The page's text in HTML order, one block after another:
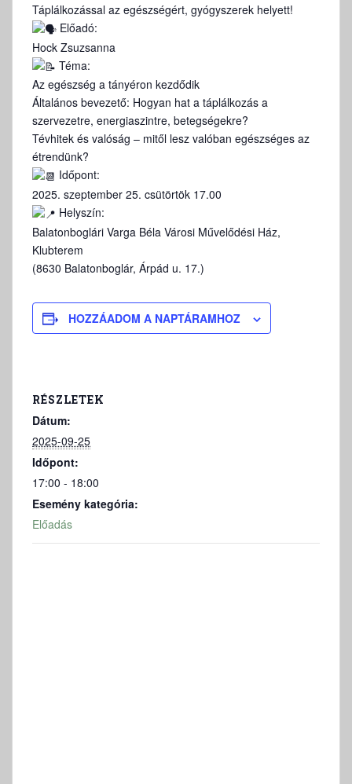
Táplálkozással az egészségért, gyógyszerek helyett!
Előadó:
Hock Zsuzsanna
Téma:
Az egészség a tányéron kezdődik
Általános bevezető: Hogyan hat a táplálkozás a
szervezetre, energiaszintre, betegségekre?
Tévhitek és valóság – mitől lesz valóban egészséges az
étrendünk?
Időpont:
2025. szeptember 25. csütörtök 17.00
Helyszín:
Balatonboglári Varga Béla Városi Művelődési Ház,
Klubterem
(8630 Balatonboglár, Árpád u. 17.)
HOZZÁADOM A NAPTÁRAMHOZ
RÉSZLETEK
Dátum:
2025-09-25
Időpont:
17:00 - 18:00
Esemény kategória:
Előadás